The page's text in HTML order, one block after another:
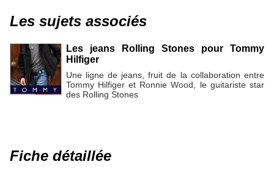
Les sujets associés
Les jeans Rolling Stones pour Tommy
Hilfiger
Une ligne de jeans, fruit de la collaboration entre
Tommy Hilfiger et Ronnie Wood, le guitariste star
des Rolling Stones
Fiche détaillée